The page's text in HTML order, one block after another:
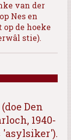
van der
Nes en
de hoeke
stie).
Den
1940-
'asylsiker').